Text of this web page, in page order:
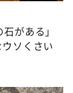
がある」
ソくさい